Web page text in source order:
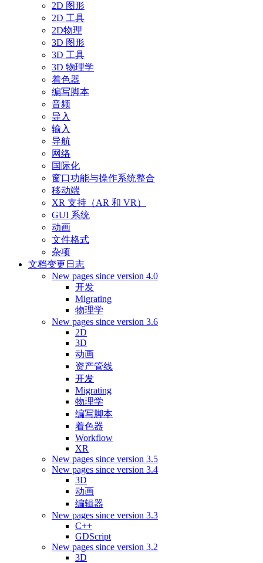
2D 图形
2D 工具
2D物理
3D 图形
3D 工具
3D 物理学
着色器
编写脚本
音频
导入
输入
导航
网络
国际化
窗口功能与操作系统整合
移动端
XR 支持（AR 和 VR）
GUI 系统
动画
文件格式
杂项
文档变更日志
New pages since version 4.0
开发
Migrating
物理学
New pages since version 3.6
2D
3D
动画
资产管线
开发
Migrating
物理学
编写脚本
着色器
Workflow
XR
New pages since version 3.5
New pages since version 3.4
3D
动画
编辑器
New pages since version 3.3
C++
GDScript
New pages since version 3.2
3D